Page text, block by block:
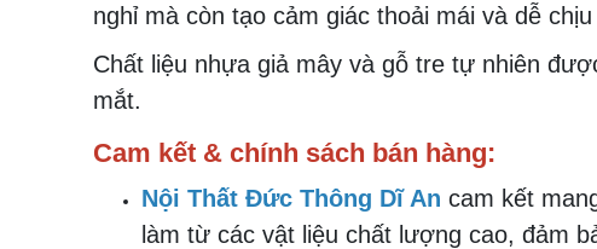
nghỉ mà còn tạo cảm giác thoải mái và dễ chịu
Chất liệu nhựa giả mây và gỗ tre tự nhiên
mắt.
Cam kết & chính sách bán hàng:
Nội Thất Đức Thông Dĩ An cam kết
làm từ các vật liệu chất lượng cao, đảm